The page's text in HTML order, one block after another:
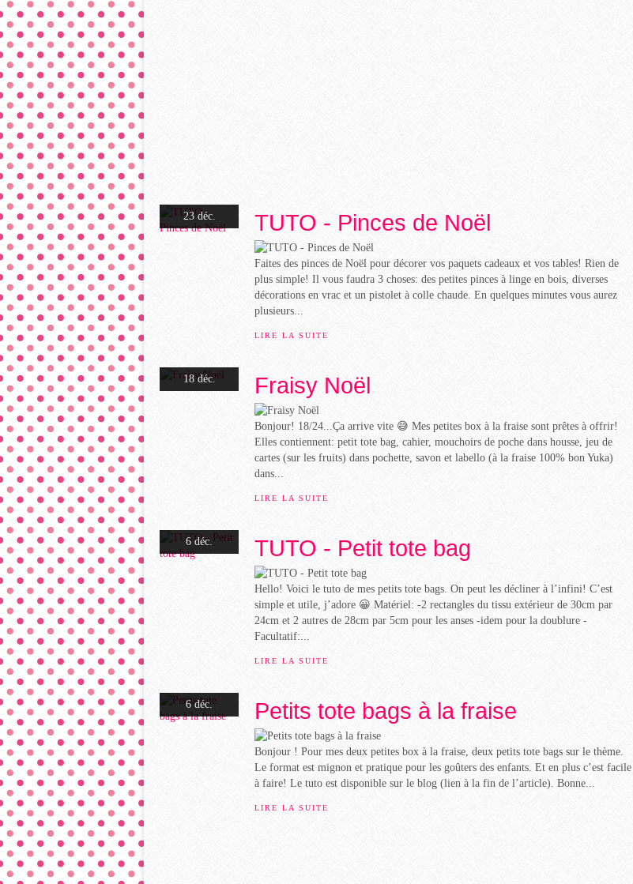
23 déc. TUTO - Pinces de Noël
Faites des pinces de Noël pour décorer vos paquets cadeaux et vos tables! Rien de
plus simple! Il vous faudra 3 choses: des petites pinces à linge en bois, diverses
décorations en vrac et un pistolet à colle chaude. En quelques minutes vous aurez
plusieurs...
LIRE LA SUITE
18 déc. Fraisy Noël
Bonjour! 18/24...Ça arrive vite 😅 Mes petites box à la fraise sont prêtes à offrir!
Elles contiennent: petit tote bag, cahier, mouchoirs de poche dans housse, jeu de
cartes (sur les fruits) dans pochette, savon et labello (à la fraise 100% bon Yuka)
dans...
LIRE LA SUITE
6 déc. TUTO - Petit tote bag
Hello! Voici le tuto de mes petits tote bags. On peut les décliner à l’infini! C’est
simple et utile, j’adore 😀 Matériel: -2 rectangles du tissu extérieur de 30cm par
24cm et 2 autres de 28cm par 5cm pour les anses -idem pour la doublure -
Facultatif:...
LIRE LA SUITE
6 déc. Petits tote bags à la fraise
Bonjour ! Pour mes deux petites box à la fraise, deux petits tote bags sur le thème.
Le format est mignon et pratique pour les goûters des enfants. Et en plus c’est facile
à faire! Le tuto est disponible sur le blog (lien à la fin de l’article). Bonne...
LIRE LA SUITE